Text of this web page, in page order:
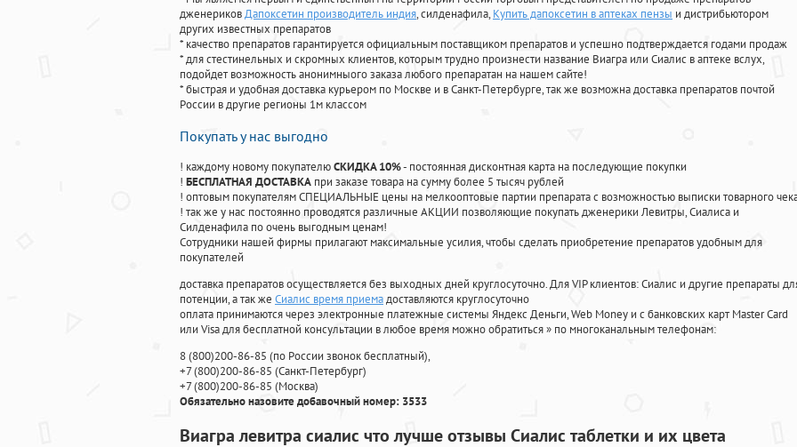
дженериковДапоксетин производитель индия, силденафила, Купить дапоксетин в аптеках пензы и дистрибьютором
других известных препаратов
* качество препаратов гарантируется официальным поставщиком препаратов и успешно подтверждается годами продаж
* для стестинельных и скромных клиентов, которым трудно произнести название Виагра или Сиалис в аптеке вслух,
подойдет возможность анонимныого заказа любого препаратан на нашем сайте!
* быстрая и удобная доставка курьером по Москве и в Санкт-Петербурге, так же возможна доставка препаратов почтой
России в другие регионы 1м классом
Покупать у нас выгодно
! каждому новому покупателюСКИДКА 10%- постоянная дисконтная карта на последующие покупки
! БЕСПЛАТНАЯ ДОСТАВКА при заказе товара на сумму более 5 тысяч рублей
! оптовым покупателям СПЕЦИАЛЬНЫЕ цены на мелкооптовые партии препарата с возможностью выписки товарного
! так же у нас постоянно проводятся различные АКЦИИ позволяющие покупать дженерики Левитры, Сиалиса и
Силденафила по очень выгодным ценам!
Cотрудники нашей фирмы прилагают максимальные усилия, чтобы сделать приобретение препаратов удобным для
покупателей
доставка препаратов осуществляется без выходных дней круглосуточно. Для VIP клиентов: Сиалис и другие препараты
потенции, а так же Сиалис время приемадоставляются круглосуточно
оплата принимаются через электронные платежные системы Яндекс Деньги, Web Money и с банковских карт Master Card
или Visa для бесплатной консультации в любое время можно обратиться» по многоканальным телефонам:
8(800)200-86-85 (по России звонок бесплатный),
+7(800)200-86-85 (Санкт-Петербург)
+7(800)200-86-85 (Москва)
Обязательно назовите добавочный номер: 3533
Виагра левитра сиалис что лучше отзывы Сиалис таблетки и их цвета